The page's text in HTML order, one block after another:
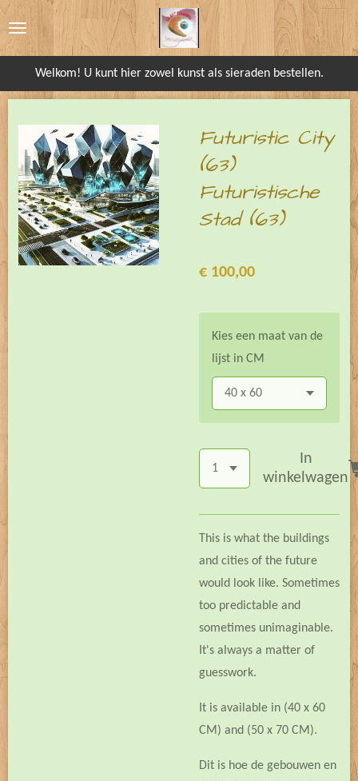
direct
Welkom! U kunt hier zowel kunst als sieraden bestellen.
Futuristic City
(63)
Futuristische
Stad (63)
€ 100,00
Kies een maat van de
lijst in CM
In
winkelwagen
This is what the buildings
and cities of the future
would look like. Sometimes
too predictable and
sometimes unimaginable.
It's always a matter of
guesswork.
It is available in (40 x 60
CM) and (50 x 70 CM).
Dit is hoe de gebouwen en